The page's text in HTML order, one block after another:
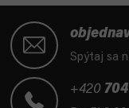
Spýtaj sa
+420